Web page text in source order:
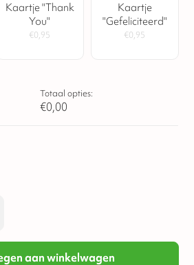
Kaartje "Thank
You"
€0,95
Kaartje
"Gefeliciteerd"
€0,95
Totaal opties:
€0,00
aan winkelwagen